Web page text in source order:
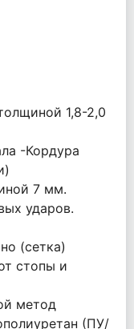
1,8-2,0
-Кордура
7 мм.
ударов.
(сетка)
стопы и
метод
(ПУ/